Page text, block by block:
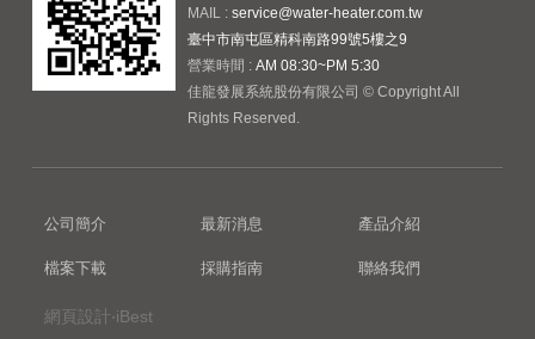
MAIL :service@water-heater.com.tw
臺中市南屯區精科南路99號5樓之9
營業時間 :AM 08:30~PM 5:30
佳龍發展系統股份有限公司 © Copyright All
Rights Reserved.
公司簡介 最新消息 產品介紹
檔案下載 採購指南 聯絡我們
網頁設計‧iBest